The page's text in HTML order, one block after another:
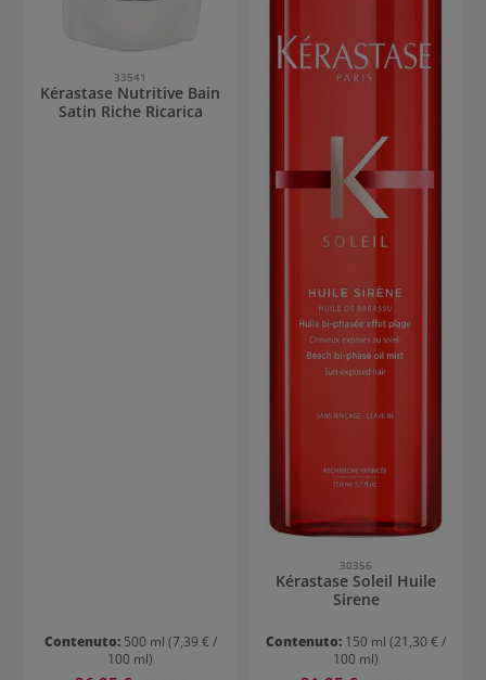
33541
Kérastase Nutritive Bain
Satin Riche Ricarica
Contenuto: 500 ml (7,39 € /
100 ml)
30356
Kérastase Soleil Huile
Sirene
Contenuto: 150 ml (21,30 € /
100 ml)